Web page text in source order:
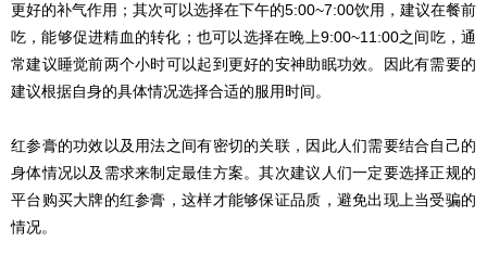
更好的补气作用；其次可以选择在下午的5:00~7:00饮用，建议在餐前
吃，能够促进精血的转化；也可以选择在晚上9:00~11:00之间吃，通
常建议睡觉前两个小时可以起到更好的安神助眠功效。因此有需要的
建议根据自身的具体情况选择合适的服用时间。
红参膏的功效以及用法之间有密切的关联，因此人们需要结合自己的
身体情况以及需求来制定最佳方案。其次建议人们一定要选择正规的
平台购买大牌的红参膏，这样才能够保证品质，避免出现上当受骗的
情况。